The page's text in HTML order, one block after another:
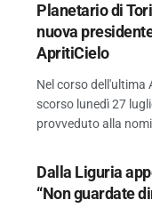
Planetario di
nuova
ApritiCielo
Nel corso dell'ultima
scorso lunedì 27
provveduto alla
Dalla Liguria
“Non guardate